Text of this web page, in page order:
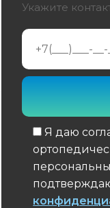
Укажите
Я даю